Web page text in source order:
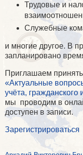
Трудовые и
Служебные
и многие другое. В
запланировано
Приглашаем
«Актуальные
учёта, гражданского
мы проводим в
доступен в записи.
Зарегистрироваться